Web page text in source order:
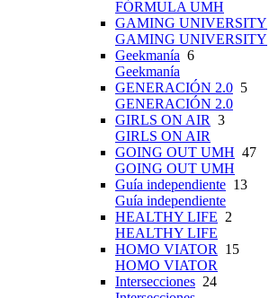
FÓRMULA UMH
GAMING UNIVERSITY
GAMING UNIVERSITY
Geekmanía 6
Geekmanía
GENERACIÓN 2.0 5
GENERACIÓN 2.0
GIRLS ON AIR 3
GIRLS ON AIR
GOING OUT UMH 47
GOING OUT UMH
Guía independiente 13
Guía independiente
HEALTHY LIFE 2
HEALTHY LIFE
HOMO VIATOR
15
HOMO VIATOR
Intersecciones 24